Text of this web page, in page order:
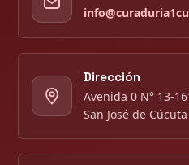
Dirección
Avenida 0 N° 13-
San José de Cúcuta